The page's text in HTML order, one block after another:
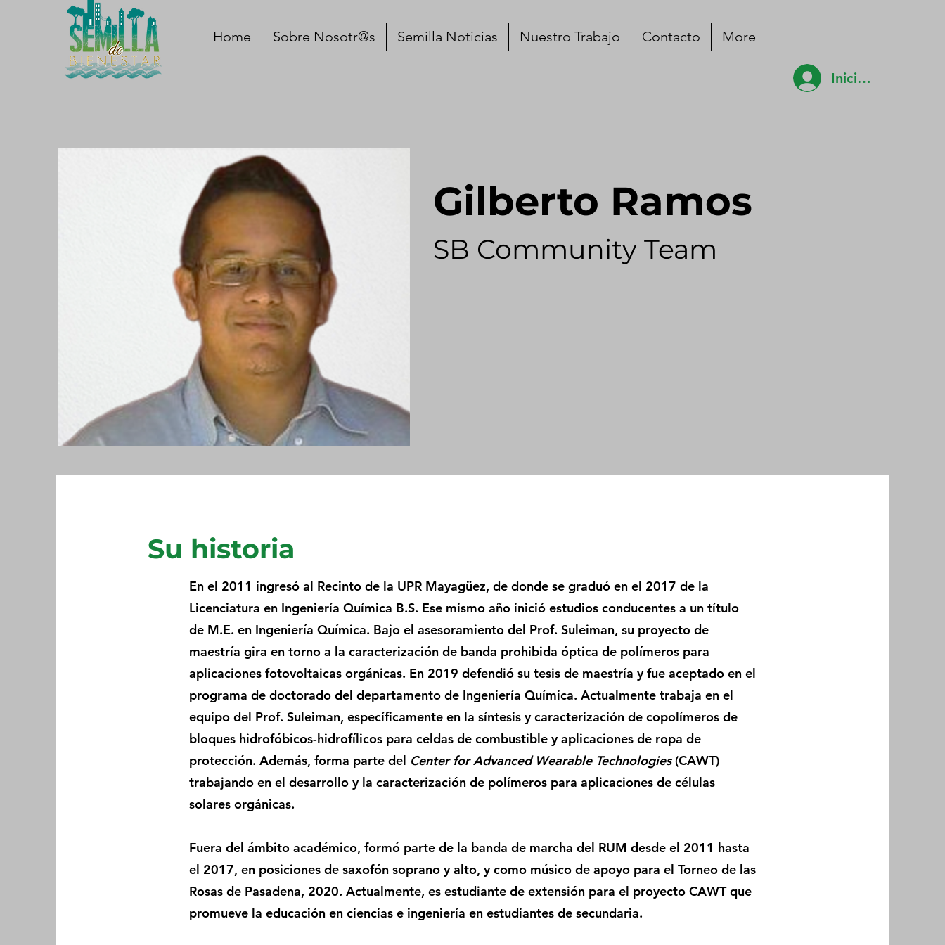
Home Sobre Nosotr@s Semilla Noticias Nuestro Trabajo Contacto More
Iniciar sesión
Gilberto Ramos
SB Community Team
Su historia
En el 2011 ingresó al Recinto de la UPR Mayagüez, de donde se graduó en el 2017 de la
Licenciatura en Ingeniería Química B.S. Ese mismo año inició estudios conducentes a un título
de M.E. en Ingeniería Química. Bajo el asesoramiento del Prof. Suleiman, su proyecto de
maestría gira en torno a la caracterización de banda prohibida óptica de polímeros para
aplicaciones fotovoltaicas orgánicas. En 2019 defendió su tesis de maestría y fue aceptado en el
programa de doctorado del departamento de Ingeniería Química. Actualmente trabaja en el
equipo del Prof. Suleiman, específicamente en la síntesis y caracterización de copolímeros de
bloques hidrofóbicos-hidrofílicos para celdas de combustible y aplicaciones de ropa de
protección. Además, forma parte del Center for Advanced Wearable Technologies(CAWT)
trabajando en el desarrollo y la caracterización de polímeros para aplicaciones de células
solares orgánicas.
Fuera del ámbito académico, formó parte de la banda de marcha del RUM desde el 2011 hasta
el 2017, en posiciones de saxofón soprano y alto, y como músico de apoyo para el Torneo de las
Rosas de Pasadena, 2020. Actualmente, es estudiante de extensión para el proyecto CAWT que
promueve la educación en ciencias e ingeniería en estudiantes de secundaria.